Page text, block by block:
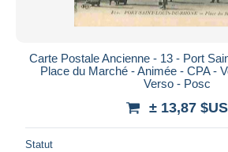
Carte Postale Ancienne - 13 - Port
Place du Marché - Animée - CPA -
Verso - Posc
± 13,87 $US
Statut